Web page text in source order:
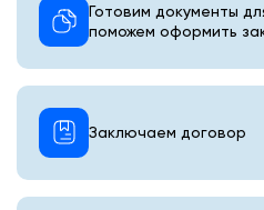
Готовим документы
поможем оформить
Заключаем договор